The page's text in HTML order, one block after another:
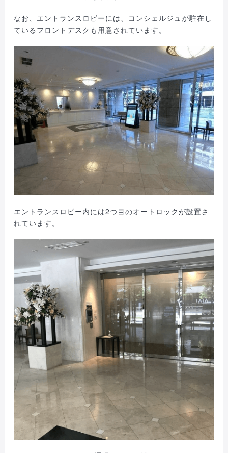
なお、エントランスロビーには、コンシェルジュが駐在し
ているフロントデスクも用意されています。
エントランスロビー内には2つ目のオートロックが設置さ
れています。